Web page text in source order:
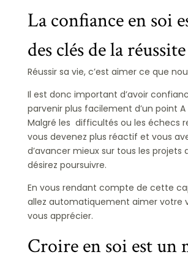
La confiance en soi
des clés de la réussite
Réussir sa vie, c’est aimer ce que
Il est donc important d’avoir
parvenir plus facilement d’un point A
Malgré les difficultés ou les échecs
vous devenez plus réactif et vous
d’avancer mieux sur tous les projets
désirez poursuivre.
En vous rendant compte de cette
allez automatiquement aimer votre
vous apprécier.
Croire en soi est un